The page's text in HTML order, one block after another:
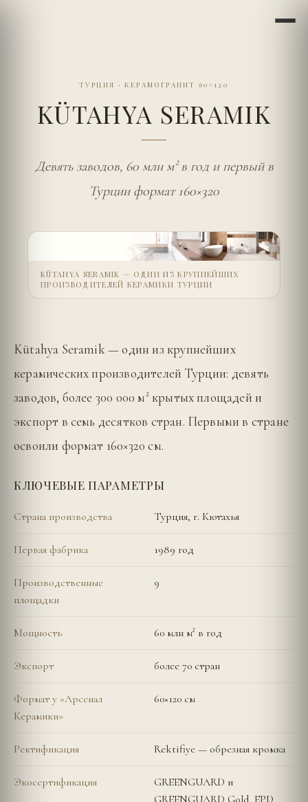
ТУРЦИЯ · КЕРАМОГРАНИТ 60×120
KÜTAHYA SERAMIK
Девять заводов, 60 млн м² в год и первый в
Турции формат 160×320
KÜTAHYA SERAMIK — ОДИН ИЗ КРУПНЕЙШИХ
ПРОИЗВОДИТЕЛЕЙ КЕРАМИКИ ТУРЦИИ
Kütahya Seramik — один из крупнейших
керамических производителей Турции: девять
заводов, более 300 000 м² крытых площадей и
экспорт в семь десятков стран. Первыми в стране
освоили формат 160×320 см.
КЛЮЧЕВЫЕ ПАРАМЕТРЫ
Страна производства Турция, г. Кютахья
Первая фабрика 1989 год
Производственные
площадки
9
Мощность 60 млн м² в год
Экспорт более 70 стран
Формат у «Арсенал
Керамики»
60×120 см
Ректификация Rektifiye — обрезная кромка
Экосертификация
GREENGUARD и
GREENGUARD Gold, EPD